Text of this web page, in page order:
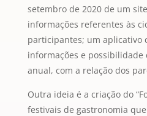
setembro de 2020 de um
informações referentes às
participantes; um aplicativo
informações e possibilidade
anual, com a relação dos
Outra ideia é a criação do
festivais de gastronomia